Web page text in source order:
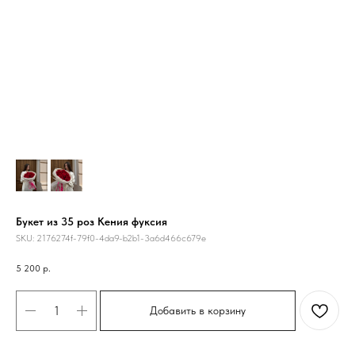
Букет из 35 роз Кения фуксия
SKU: 2176274f-79f0-4da9-b2b1-3a6d466c679e
5 200 р.
Добавить в корзину